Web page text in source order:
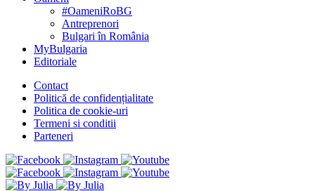
#OameniRoBG
Antreprenori
Bulgari în România
MyBulgaria
Editoriale
Contact
Politică de confidențialitate
Politica de cookie-uri
Termeni si conditii
Parteneri